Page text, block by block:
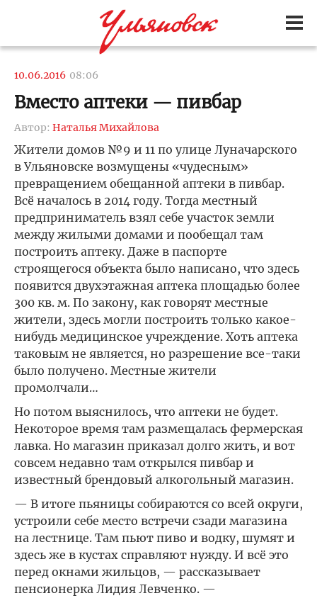
10.06.2016 08:06
Вместо аптеки — пивбар
Автор: Наталья Михайлова
Жители домов №9 и 11 по улице Луначарского
в Ульяновске возмущены «чудесным»
превращением обещанной аптеки в пивбар.
Всё началось в 2014 году. Тогда местный
предприниматель взял себе участок земли
между жилыми домами и пообещал там
построить аптеку. Даже в паспорте
строящегося объекта было написано, что здесь
появится двухэтажная аптека площадью более
300 кв. м. По закону, как говорят местные
жители, здесь могли построить только какое-
нибудь медицинское учреждение. Хоть аптека
таковым не является, но разрешение все-таки
было получено. Местные жители
промолчали…
Но потом выяснилось, что аптеки не будет.
Некоторое время там размещалась фермерская
лавка. Но магазин приказал долго жить, и вот
совсем недавно там открылся пивбар и
известный брендовый алкогольный магазин.
— В итоге пьяницы собираются со всей округи,
устроили себе место встречи сзади магазина
на лестнице. Там пьют пиво и водку, шумят и
здесь же в кустах справляют нужду. И всё это
перед окнами жильцов, — рассказывает
пенсионерка Лидия Левченко. —